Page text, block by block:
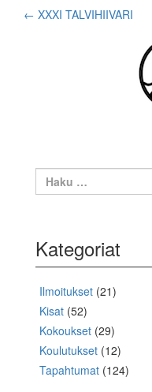
Post
navigation
← XXXI TALVIHIIVARI
Haku:
Kategoriat
Ilmoitukset (21)
Kisat (52)
Kokoukset (29)
Koulutukset (12)
Tapahtumat (124)